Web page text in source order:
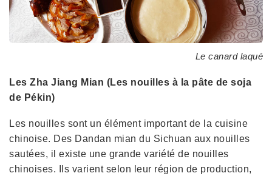
Le canard laqué
Les Zha Jiang Mian (Les nouilles à la pâte de soja
de Pékin)
Les nouilles sont un élément important de la cuisine
chinoise. Des Dandan mian du Sichuan aux nouilles
sautées, il existe une grande variété de nouilles
chinoises. Ils varient selon leur région de production,